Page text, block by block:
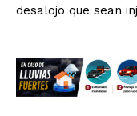
desalojo que sean